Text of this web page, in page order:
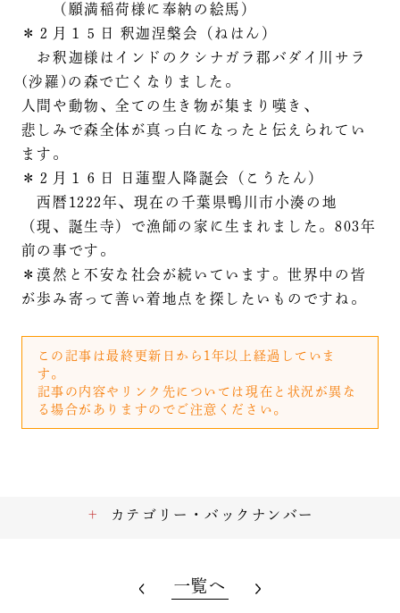
（願満稲荷様に奉納の絵馬）
＊２月１５日 釈迦涅槃会（ねはん）
お釈迦様はインドのクシナガラ郡バダイ川サラ
(沙羅)の森で亡くなりました。
人間や動物、全ての生き物が集まり嘆き、
悲しみで森全体が真っ白になったと伝えられてい
ます。
＊２月１６日 日蓮聖人降誕会（こうたん）
西暦1222年、現在の千葉県鴨川市小湊の地
（現、誕生寺）で漁師の家に生まれました。803年
前の事です。
＊漠然と不安な社会が続いています。世界中の皆
が歩み寄って善い着地点を探したいものですね。
この記事は最終更新日から1年以上経過していま
す。
記事の内容やリンク先については現在と状況が異な
る場合がありますのでご注意ください。
カテゴリー・バックナンバー
一覧へ